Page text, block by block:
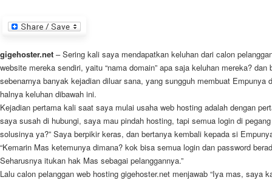
gigehoster.net – Sering kali saya mendapatkan keluhan dari calon
website mereka sendiri, yaitu “nama domain” apa saja keluhan mereka? dan
sebenarnya banyak kejadian diluar sana, yang sungguh membuat Empunya
halnya keluhan dibawah ini.
Kejadian pertama kali saat saya mulai usaha web hosting adalah dengan
saya susah di hubungi, saya mau pindah hosting, tapi semua login di
solusinya ya?” Saya berpikir keras, dan bertanya kembali kepada si
“Kemarin Mas ketemunya dimana? kok bisa semua login dan password
Seharusnya itukan hak Mas sebagai pelanggannya.”
Lalu calon pelanggan web hosting gigehoster.net menjawab “Iya mas, saya